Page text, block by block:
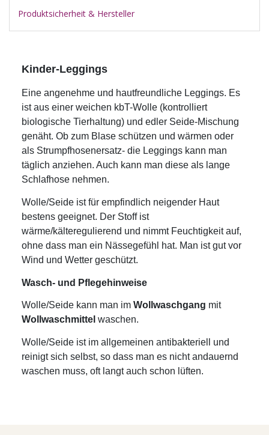
Produktsicherheit & Hersteller
Kinder-Leggings
Eine angenehme und hautfreundliche Leggings. Es
ist aus einer weichen kbT-Wolle (kontrolliert
biologische Tierhaltung) und edler Seide-Mischung
genäht. Ob zum Blase schützen und wärmen oder
als Strumpfhosenersatz- die Leggings kann man
täglich anziehen. Auch kann man diese als lange
Schlafhose nehmen.
Wolle/Seide ist für empfindlich neigender Haut
bestens geeignet. Der Stoff ist
wärme/kälteregulierend und nimmt Feuchtigkeit auf,
ohne dass man ein Nässegefühl hat. Man ist gut vor
Wind und Wetter geschützt.
Wasch- und Pflegehinweise
Wolle/Seide kann man im Wollwaschgang mit
Wollwaschmittel waschen.
Wolle/Seide ist im allgemeinen antibakteriell und
reinigt sich selbst, so dass man es nicht andauernd
waschen muss, oft langt auch schon lüften.